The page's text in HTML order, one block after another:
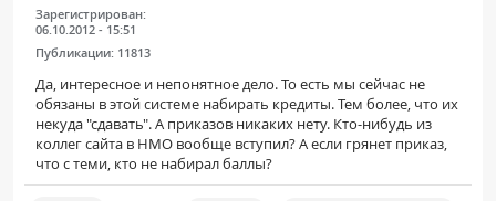
Зарегистрирован:
06.10.2012 - 15:51
Публикации: 11813
Да, интересное и непонятное дело. То есть мы сейчас не
обязаны в этой системе набирать кредиты. Тем более, что их
некуда "сдавать". А приказов никаких нету. Кто-нибудь из
коллег сайта в НМО вообще вступил? А если грянет приказ,
что с теми, кто не набирал баллы?